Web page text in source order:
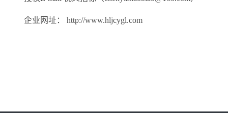
企业网址： http://www.hljcygl.com